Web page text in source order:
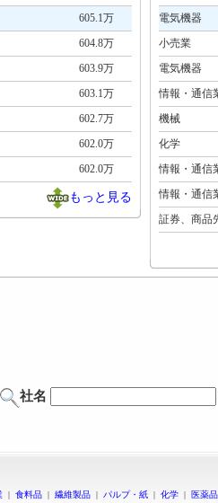
605.1万
604.8万
603.9万
603.1万
602.7万
602.0万
602.0万
もっと見る
電気機器
小売業
電気機器
情報・通信
機械
化学
情報・通信
情報・通信
証券、商品
社名
| 食料品 | 繊維製品 | パルプ・紙 | 化学 | 医薬品